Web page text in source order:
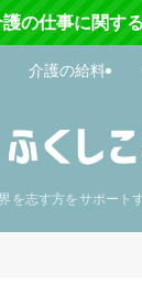
護の仕事に関す
を志す方をサポート
介護の給料